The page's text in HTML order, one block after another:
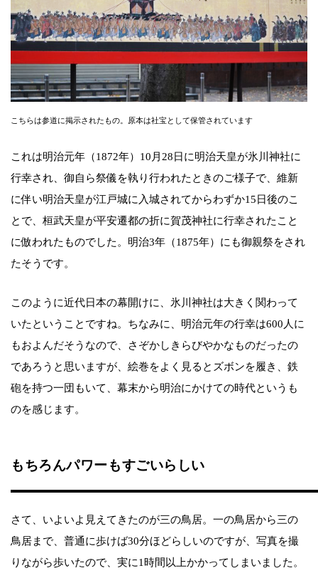
こちらは参道に掲示されたもの。原本は社宝として保管されています
これは明治元年（1872年）10月28日に明治天皇が氷川神社に
行幸され、御自ら祭儀を執り行われたときのご様子で、維新
に伴い明治天皇が江戸城に入城されてからわずか15日後のこ
とで、桓武天皇が平安遷都の折に賀茂神社に行幸されたこと
に倣われたものでした。明治3年（1875年）にも御親祭をされ
たそうです。
このように近代日本の幕開けに、氷川神社は大きく関わって
いたということですね。ちなみに、明治元年の行幸は600人に
もおよんだそうなので、さぞかしきらびやかなものだったの
であろうと思いますが、絵巻をよく見るとズボンを履き、鉄
砲を持つ一団もいて、幕末から明治にかけての時代というも
のを感じます。
もちろんパワーもすごいらしい
さて、いよいよ見えてきたのが三の鳥居。一の鳥居から三の
鳥居まで、普通に歩けば30分ほどらしいのですが、写真を撮
りながら歩いたので、実に1時間以上かかってしまいました。